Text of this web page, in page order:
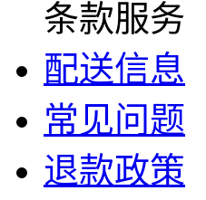
条款服务
配送信息
常见问题
退款政策